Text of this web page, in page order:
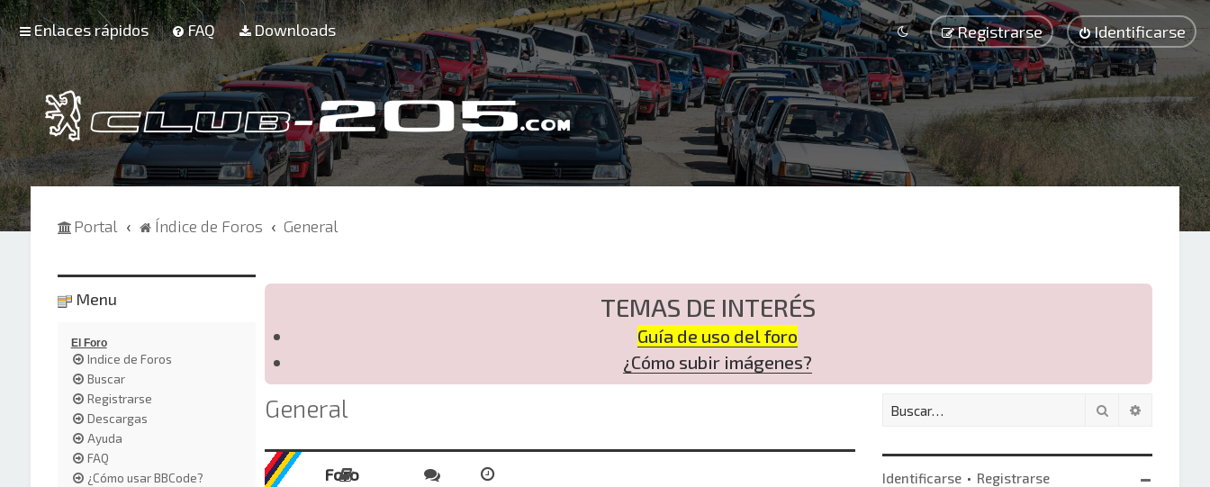
Enlaces rápidos FAQ Downloads Identificarse
Registrarse
Portal Índice de Foros General
TEMAS DE INTERÉS
Guía de uso del foro
¿Cómo subir imágenes?
General
Foro
Buscar
Identificarse • Registrarse
Menu
El Foro
Indice de Foros
Buscar
Registrarse
Descargas
Ayuda
FAQ
¿Cómo usar BBCode?